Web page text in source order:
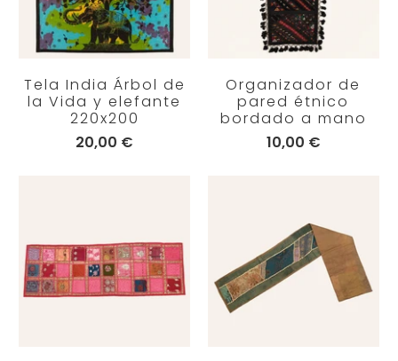
Tela India Árbol de
la Vida y elefante
220x200
20,00 €
Organizador de
pared étnico
bordado a mano
10,00 €